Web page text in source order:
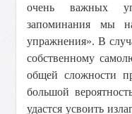
очень важных
запоминания мы
упражнения». В
собственному
общей сложности
большой
удастся усвоить